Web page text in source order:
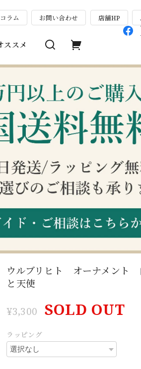
ラム お問い合わせ 店舗HP
ススメ
ウルブリヒト オーナメント
と天使
¥3,300 SOLD OUT
ラッピング